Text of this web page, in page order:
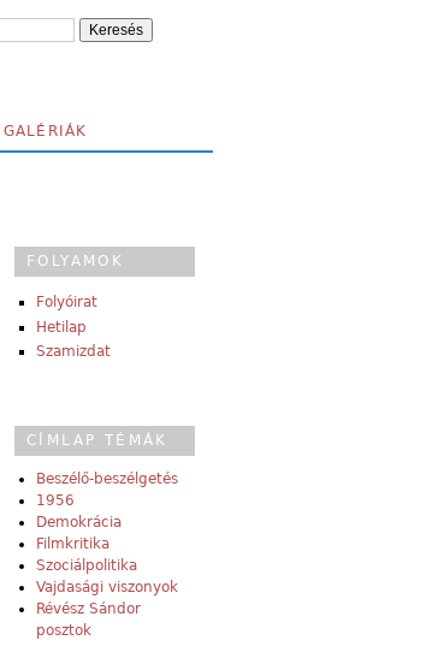
GALÉRIÁK
FOLYAMOK
Folyóirat
Hetilap
Szamizdat
CÍMLAP TÉMÁK
Beszélő-beszélgetés
1956
Demokrácia
Filmkritika
Szociálpolitika
Vajdasági viszonyok
Révész Sándor
posztok